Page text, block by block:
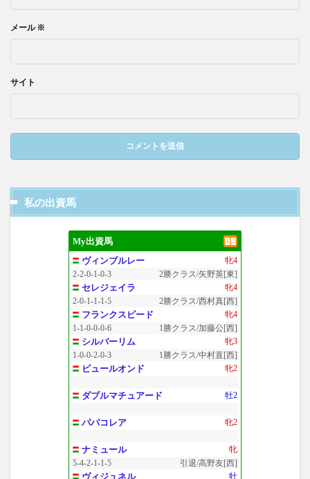
メール※
サイト
私の出資馬
My出資馬
牝4
ヴィンブルレー
2勝クラス/矢野英[東]
2-2-0-1-0-3
牝4
セレジェイラ
2勝クラス/西村真[西]
2-0-1-1-1-5
牝4
フランクスピード
1勝クラス/加藤公[西]
1-1-0-0-0-6
牝3
シルバーリム
1勝クラス/中村直[西]
1-0-0-2-0-3
牝2
ピュールオンド
牡2
ダブルマチュアード
牝2
パパコレア
牝
ナミュール
引退/高野友[西]
5-4-2-1-1-5
牡
ヴィジュネル